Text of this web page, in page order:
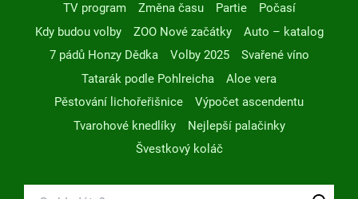
TV program
Změna času Partie
Počasí
Kdy budou volby
ZOO Nové začátky
Auto – katalog
7 pádů Honzy Dědka
Volby 2025
Svařené víno
Tatarák podle Pohlreicha
Aloe vera
Pěstování lichořeřišnice
Výpočet ascendentu
Tvarohové knedlíky
Nejlepší palačinky
Švestkový koláč